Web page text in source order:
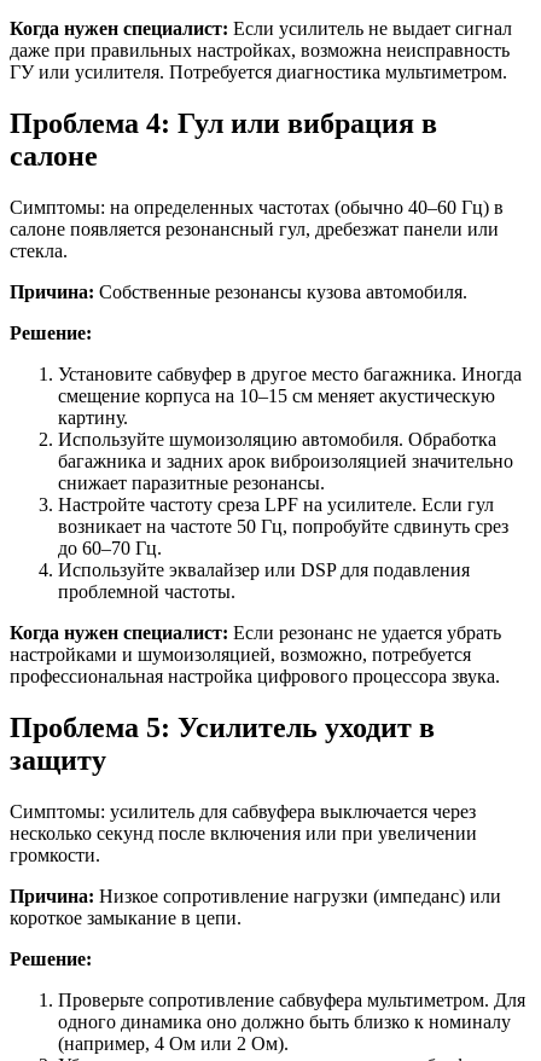
Когда нужен специалист: Если усилитель не выдает сигнал
даже при правильных настройках, возможна неисправность
ГУ или усилителя. Потребуется диагностика мультиметром.
Проблема 4: Гул или вибрация в
салоне
Симптомы: на определенных частотах (обычно 40–60 Гц) в
салоне появляется резонансный гул, дребезжат панели или
стекла.
Причина: Собственные резонансы кузова автомобиля.
Решение:
Установите сабвуфер в другое место багажника. Иногда
смещение корпуса на 10–15 см меняет акустическую
картину.
Используйте шумоизоляцию автомобиля. Обработка
багажника и задних арок виброизоляцией значительно
снижает паразитные резонансы.
Настройте частоту среза LPF на усилителе. Если гул
возникает на частоте 50 Гц, попробуйте сдвинуть срез
до 60–70 Гц.
Используйте эквалайзер или DSP для подавления
проблемной частоты.
Когда нужен специалист: Если резонанс не удается убрать
настройками и шумоизоляцией, возможно, потребуется
профессиональная настройка цифрового процессора звука.
Проблема 5: Усилитель уходит в
защиту
Симптомы: усилитель для сабвуфера выключается через
несколько секунд после включения или при увеличении
громкости.
Причина: Низкое сопротивление нагрузки (импеданс) или
короткое замыкание в цепи.
Решение:
Проверьте сопротивление сабвуфера мультиметром. Для
одного динамика оно должно быть близко к номиналу
(например, 4 Ом или 2 Ом).